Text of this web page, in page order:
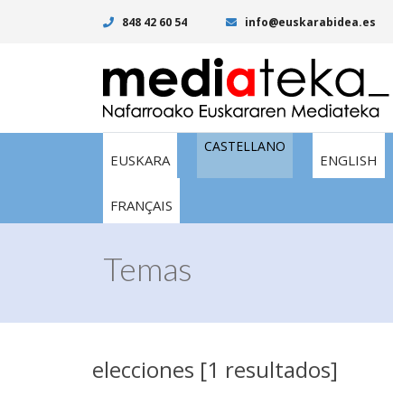
848 42 60 54 info@euskarabidea.es
EUSKARA
CASTELLANO
ENGLISH
FRANÇAIS
Temas
elecciones [1 resultados]